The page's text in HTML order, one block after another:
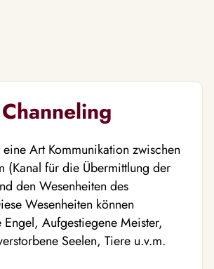
Channeling
Art Kommunikation zwischen
(Kanal für die Übermittlung der
den Wesenheiten des
Wesenheiten können
Engel, Aufgestiegene Meister,
Seelen, Tiere u.v.m.